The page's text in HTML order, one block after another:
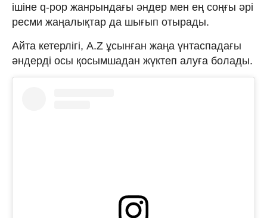
ішіне q-pop жанрындағы әндер мен ең соңғы әрі
ресми жаңалықтар да шығып отырады.
Айта кетерлігі, A.Z ұсынған жаңа үнтаспадағы
әндерді осы қосымшадан жүктеп алуға болады.